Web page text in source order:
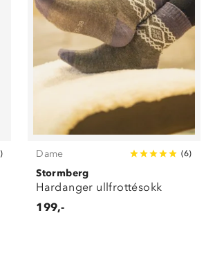
) Dame (6)
Stormberg
Hardanger ullfrottésokk
199,-